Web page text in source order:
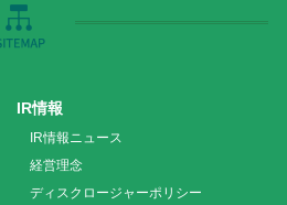
IR情報
IR情報ニュース
経営理念
ディスクロージャーポリシー